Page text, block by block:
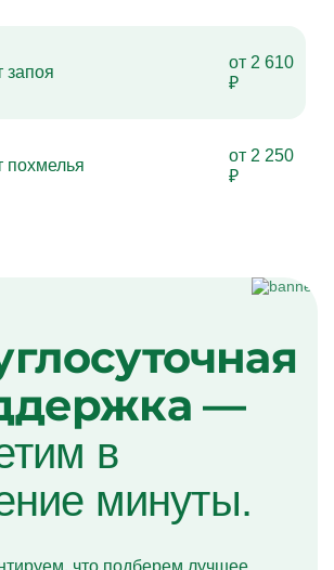
запоя
от 2 610
₽
похмелья
от 2 250
₽
—
в
минуты.
что подберем лучшее